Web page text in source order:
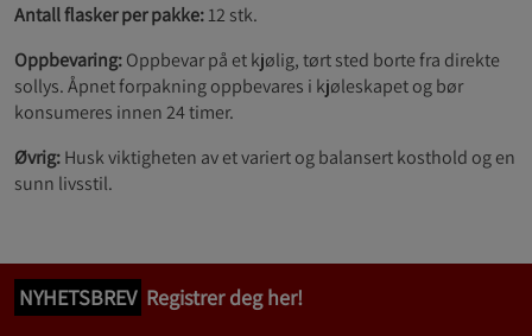
Antall flasker per pakke:12 stk.
Oppbevaring:Oppbevarpå et kjølig, tørt sted borte fra direkte
sollys. Åpnet forpakning oppbevares i kjøleskapet og bør
konsumeres innen 24 timer.
Øvrig:Husk viktigheten av et variert og balansert kosthold og en
sunn livsstil.
NYHETSBREV Registrer deg her!